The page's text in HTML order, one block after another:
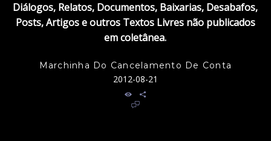
Diálogos, Relatos, Documentos, Baixarias, Desabafos,
Posts, Artigos e outros Textos Livres não publicados
em coletânea.
Marchinha Do Cancelamento De Conta
2012-08-21